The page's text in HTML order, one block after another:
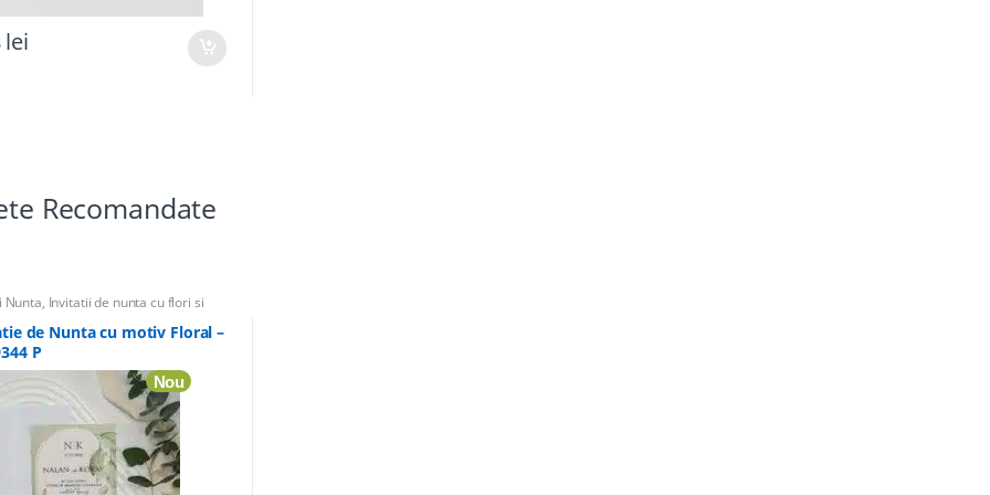
lei
Recomandate
Nunta, Invitatii de nunta cu flori si
Invitatii elegante
,Nunta de argint
de Nunta cu motiv Floral –
P
Nou